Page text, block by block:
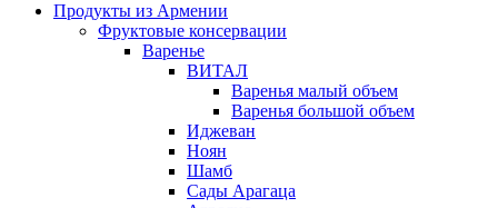
Продукты из Армении
Фруктовые консервации
Варенье
ВИТАЛ
Варенья малый объем
Варенья большой объем
Иджеван
Ноян
Шамб
Сады Арагаца